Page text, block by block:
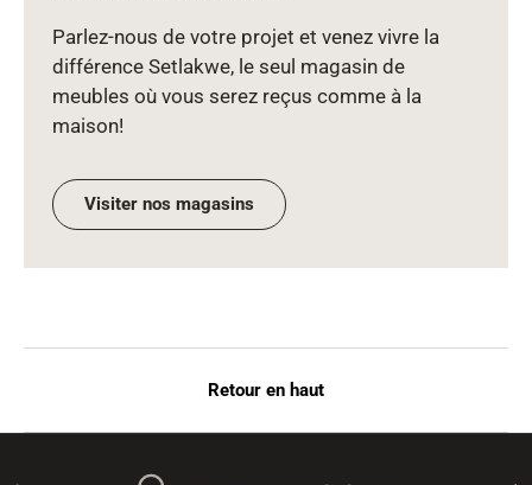
Parlez‑nous de votre projet et venez vivre la
différence Setlakwe, le seul magasin de
meubles où vous serez reçus comme à la
maison!
Visiter nos magasins
Retour en haut